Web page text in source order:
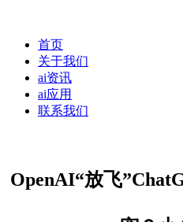
首页
关于我们
ai资讯
ai应用
联系我们
OpenAI“放飞